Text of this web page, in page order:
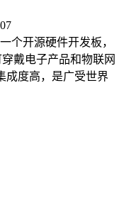
个开源硬件开发板，
戴电子产品和物联网
成度高，是广受世界